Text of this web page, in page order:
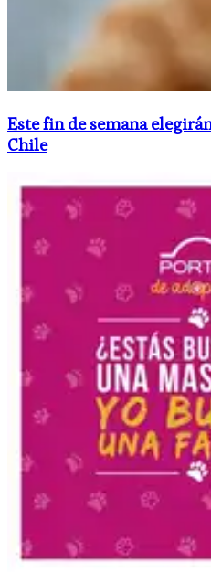
Este fin de semana
Chile